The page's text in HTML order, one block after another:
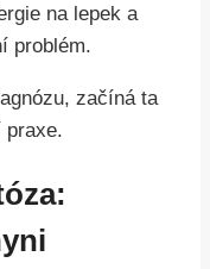
na lepek a
problém.
začíná ta
praxe.